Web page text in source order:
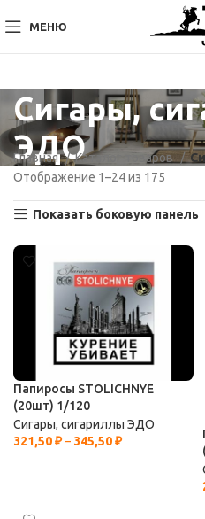
МЕНЮ
Сигары,
ЭДО
Главная Каталог товаров
Отображение 1–24 из 175
Показать боковую панель
Папиросы STOLICHNYE
(20шт) 1/120
Сигары, сигариллы ЭДО
321,50₽– 345,50₽